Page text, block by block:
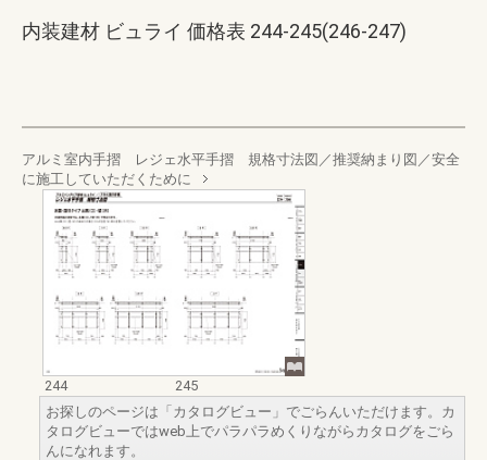
内装建材 ビュライ 価格表 244-245(246-247)
アルミ室内手摺 レジェ水平手摺 規格寸法図／推奨納まり図／安全
に施工していただくために
244
245
お探しのページは「カタログビュー」でごらんいただけます。カ
タログビューではweb上でパラパラめくりながらカタログをごら
んになれます。